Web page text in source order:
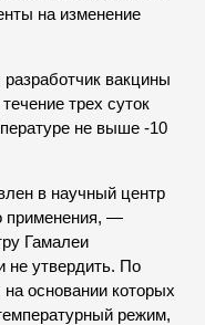
на изменение
вакцины
трех суток
не выше -10
в научный центр
применения, —
Гамалеи
не утвердить. По
основании которых
режим,